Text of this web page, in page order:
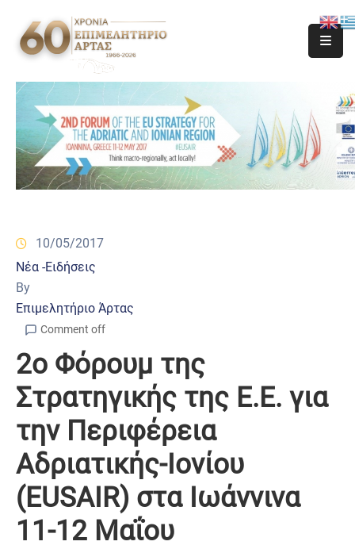
10/05/2017
Νέα -Ειδήσεις
By
Επιμελητήριο Άρτας
Comment off
2o Φόρουμ της
Στρατηγικής της Ε.Ε. για
την Περιφέρεια
Αδριατικής-Ιονίου
(EUSAIR) στα Ιωάννινα
11-12 Μαΐου